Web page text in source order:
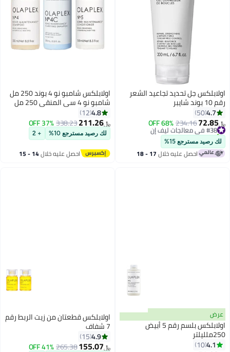
اولابلكس جل تحديد تجاعيد الشعر
رقم 10 بوند شايبر
4.7
50
﷼‏72.85
234.16
68% OFF #38 في معالجات ليف إن
تم بيع +30 مؤخرًا
#38 في معالجات ليف إن
لك رصيد مسترجع 15%
احصل عليه خلال 17 - 18
اولابلكس شامبو نو 4 بوند 250 مل
شامبو نو 4 سي المنقي 250 مل
وبلسم نو 5 بوند 250 مل
4.8
12
﷼‏211.26
338.23
37% OFF
لك رصيد مسترجع 10% + 2
احصل عليه خلال 14 - 15
عرض
اولابلكس بلسم رقم 5 أبيض
250ملليلتر
4.1
10
اولابلكس قطعتان من زيت الربط رقم
7 شفاف
4.9
15
﷼‏155.07
265.38
41% OFF